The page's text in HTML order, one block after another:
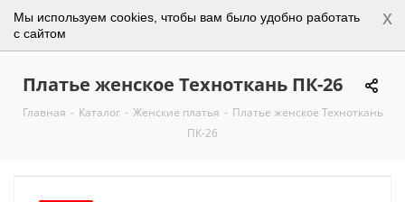
Мы используем cookies, чтобы вам было удобно работать
с сайтом
x
0
Платье женское Техноткань ПК-26
Главная - Каталог - Женские платья - Платье женское Техноткань
ПК-26